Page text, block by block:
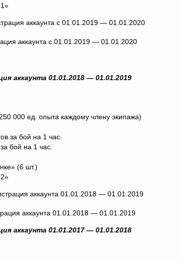
аккаунта с 01.01.2019 — 01.01.2020
аккаунта 01.01.2018 — 01.01.2019
000 ед. опыта каждому члену экипажа)
за бой на 1 час.
бой на 1 час.
(6 шт.)
аккаунта 01.01.2018 — 01.01.2019
аккаунта 01.01.2017 — 01.01.2018